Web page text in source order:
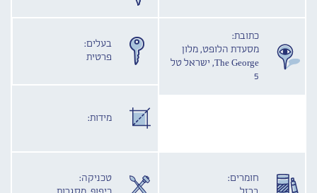
כתובת:
מסעדת הלופט, מלון
The George, ישראל טל
5
בעלים:
פרטית
מידות:
חומרים:
טכניקה: